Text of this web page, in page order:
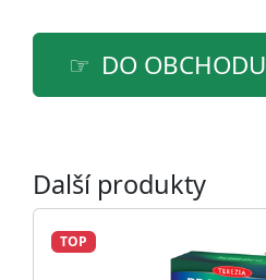
DO OBCHODU
Další produkty
TOP